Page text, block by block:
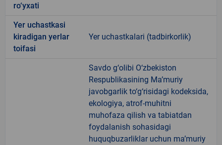
ro‘yxati
Yer uchastkasi
kiradigan yerlar
toifasi
Yer uchastkalari (tadbirkorlik)
Savdo g‘olibi O‘zbekiston
Respublikasining Ma’muriy
javobgarlik to‘g‘risidagi kodeksida,
ekologiya, atrof-muhitni
muhofaza qilish va tabiatdan
foydalanish sohasidagi
huquqbuzarliklar uchun ma’muriy